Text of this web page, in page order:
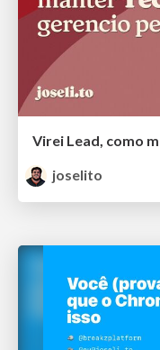
joselito